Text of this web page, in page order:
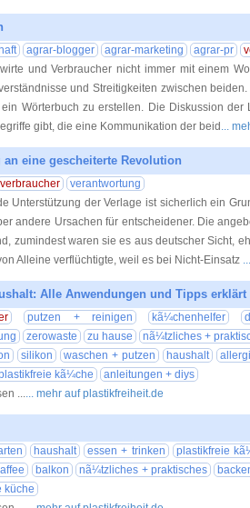
agrar-blogger agrar-marketing agrar-pr
und Verbraucher nicht immer mit einem
und Streitigkeiten zwischen
Wörterbuch zu erstellen. Die Diskussion
gibt, die eine Kommunikation der beid ...
eine gescheiterte Revolution
verbraucher
verantwortung
Unterstützung der Verlage ist sicherlich ein
andere Ursachen für entscheidener. Die
zumindest waren sie es aus deutscher Sicht,
Alleine verflüchtigte, weil es bei Nicht-Einsatz
Alle Anwendungen und Tipps erklärt
putzen + reinigen kã¼chenhelfer
zerowaste zu hause
nã¼tzliches +
silikon waschen + putzen haushalt
kã¼che
anleitungen + diys
...... mehr auf plastikfreiheit.de
haushalt essen + trinken
plastikfreie
balkon nã¼tzliches + praktisches
küche